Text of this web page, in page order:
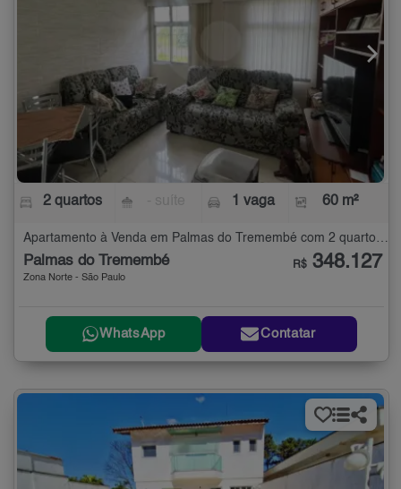
2 quartos 1 vaga 60 m²
Apartamento à Venda em Palmas do Tremembé com 2 quartos - 60 m²
Palmas do Tremembé
Zona Norte - São Paulo
R$ 348.127
WhatsApp Contatar